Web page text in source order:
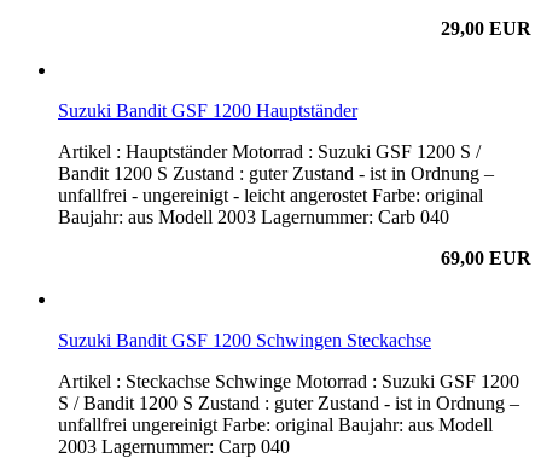
29,00 EUR
Suzuki Bandit GSF 1200 Hauptständer
Artikel : Hauptständer Motorrad : Suzuki GSF 1200 S /
Bandit 1200 S Zustand : guter Zustand - ist in Ordnung –
unfallfrei - ungereinigt - leicht angerostet Farbe: original
Baujahr: aus Modell 2003 Lagernummer: Carb 040
69,00 EUR
Suzuki Bandit GSF 1200 Schwingen Steckachse
Artikel : Steckachse Schwinge Motorrad : Suzuki GSF 1200
S / Bandit 1200 S Zustand : guter Zustand - ist in Ordnung –
unfallfrei ungereinigt Farbe: original Baujahr: aus Modell
2003 Lagernummer: Carp 040